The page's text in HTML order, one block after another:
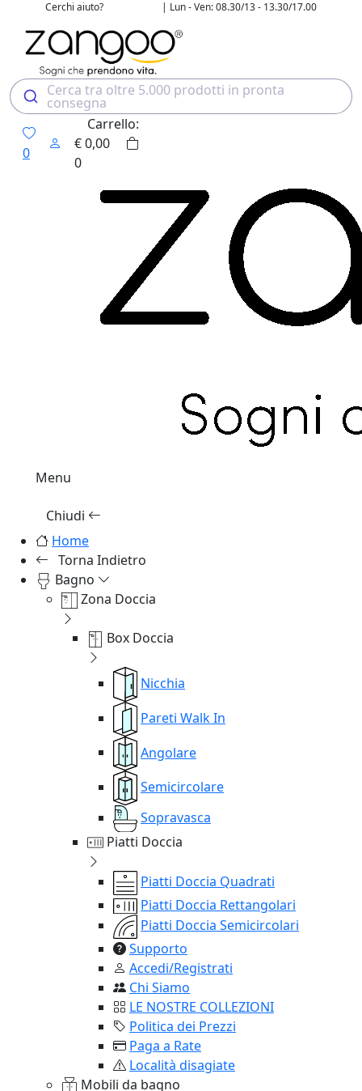
Cerchi aiuto? | Lun - Ven: 08.30/13 - 13.30/17.00
Cerca tra oltre 5.000 prodotti in pronta
consegna
0
Carrello:
€0,00
0
Menu
Chiudi
Home
Torna Indietro
Bagno
Zona Doccia
Box Doccia
Nicchia
Pareti Walk In
Angolare
Semicircolare
Sopravasca
Piatti Doccia
Piatti Doccia Quadrati
Piatti Doccia Rettangolari
Piatti Doccia Semicircolari
Supporto
Accedi/Registrati
Chi Siamo
LE NOSTRE COLLEZIONI
Politica dei Prezzi
Paga a Rate
Località disagiate
Mobili da bagno